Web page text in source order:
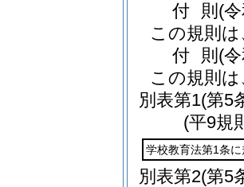
付 則 (
この規則
付 則 (
この規則
別表第1(第5
(平9規
学校教育法第1条
別表第2(第5